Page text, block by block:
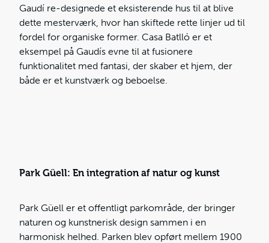
Gaudí re-designede et eksisterende hus til at blive
dette mesterværk, hvor han skiftede rette linjer ud til
fordel for organiske former. Casa Batlló er et
eksempel på Gaudís evne til at fusionere
funktionalitet med fantasi, der skaber et hjem, der
både er et kunstværk og beboelse.
Park Güell: En integration af natur og kunst
Park Güell er et offentligt parkområde, der bringer
naturen og kunstnerisk design sammen i en
harmonisk helhed. Parken blev opført mellem 1900